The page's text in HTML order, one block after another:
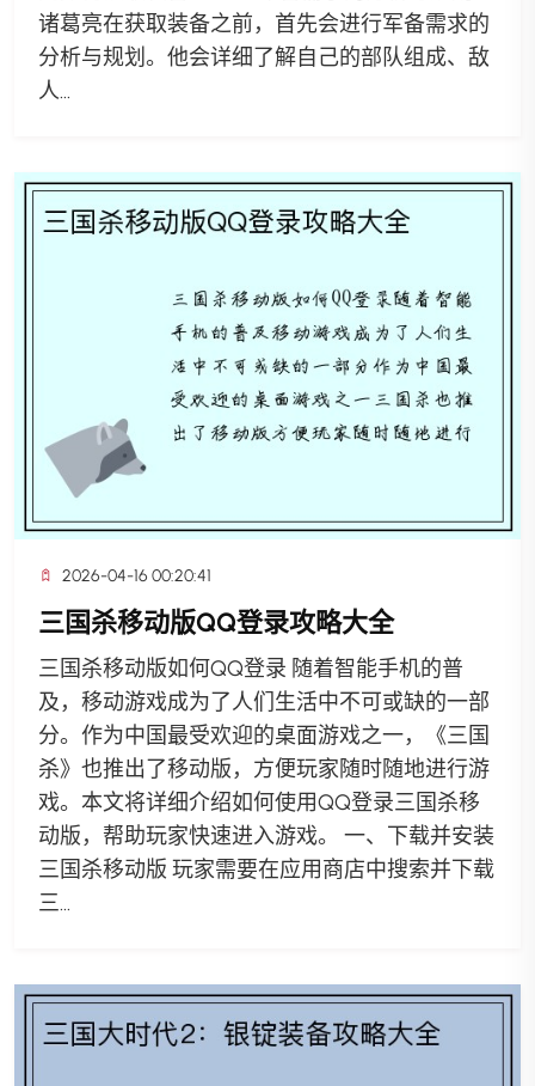
诸葛亮在获取装备之前，首先会进行军备需求的
分析与规划。他会详细了解自己的部队组成、敌
人...
2026-04-16 00:20:41
三国杀移动版QQ登录攻略大全
三国杀移动版如何QQ登录 随着智能手机的普
及，移动游戏成为了人们生活中不可或缺的一部
分。作为中国最受欢迎的桌面游戏之一，《三国
杀》也推出了移动版，方便玩家随时随地进行游
戏。本文将详细介绍如何使用QQ登录三国杀移
动版，帮助玩家快速进入游戏。 一、下载并安装
三国杀移动版 玩家需要在应用商店中搜索并下载
三...